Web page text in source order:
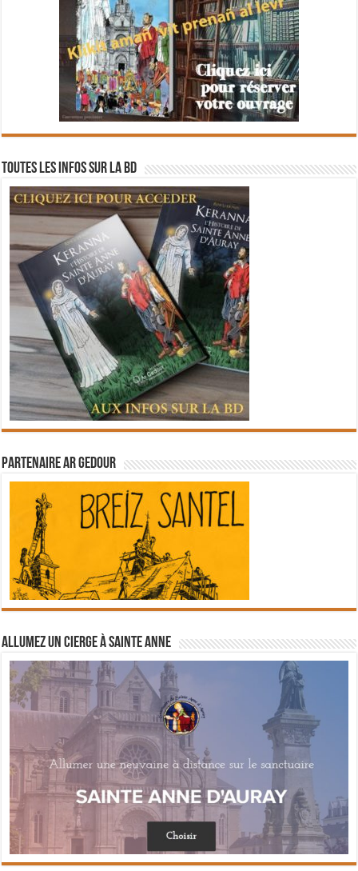
Toutes les infos sur la BD
Partenaire Ar Gedour
Allumez un cierge à Sainte Anne